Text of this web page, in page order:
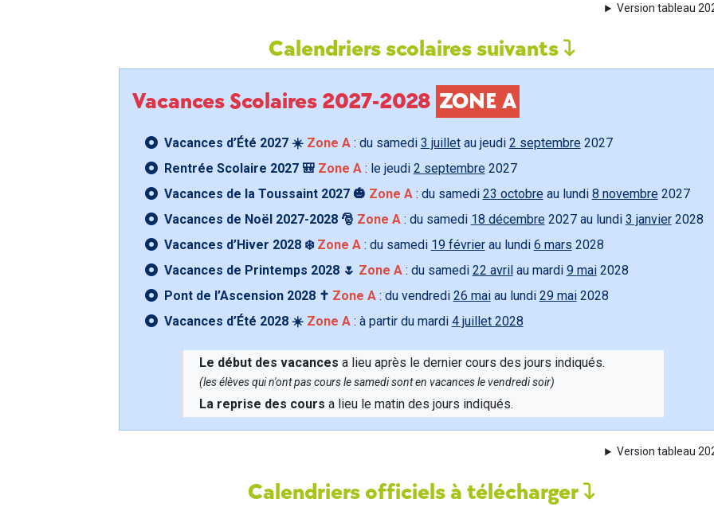
Version tableau
Calendriers scolaires suivants
Vacances Scolaires 2027-2028 ZONE A
Vacances d’Été 2027 ☀️ Zone A: du samedi 3 juilletau jeudi 2 septembre 2027
Rentrée Scolaire 2027 🎒 Zone A: le jeudi 2 septembre 2027
Vacances de la Toussaint 2027 🎃 Zone A: du samedi 23 octobre au lundi 8 novembre 2027
Vacances de Noël 2027-2028 🎅 Zone A: du samedi 18 décembre 2027 au lundi 3 janvier2028
Vacances d’Hiver 2028 ❄️ Zone A: du samedi 19 févrierau lundi 6 mars 2028
Vacances de Printemps 2028 🌷 Zone A: du samedi 22 avril au mardi 9 mai2028
Pont de l’Ascension 2028 ✝️ Zone A: du vendredi 26 maiau lundi 29 mai2028
Vacances d’Été 2028 ☀️ Zone A: à partir du mardi 4 juillet 2028
Le début des vacances a lieu après le dernier cours des jours indiqués.
(les élèves qui n'ont pas cours le samedi sont en vacances le vendredi soir)
La reprise des cours a lieu le matin des jours indiqués.
Version tableau
Calendriers officiels à télécharger